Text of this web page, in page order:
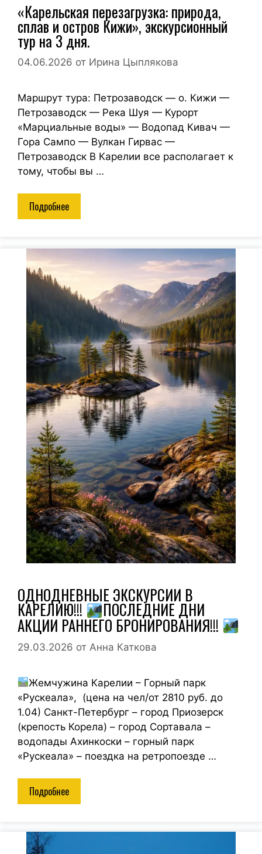
«Карельская перезагрузка: природа,
сплав и остров Кижи», экскурсионный
тур на 3 дня.
04.06.2026 от Ирина Цыплякова
Маршрут тура: Петрозаводск — о. Кижи —
Петрозаводск — Река Шуя — Курорт
«Марциальные воды» — Водопад Кивач —
Гора Сампо — Вулкан Гирвас —
Петрозаводск В Карелии все располагает к
тому, чтобы вы …
Подробнее
ОДНОДНЕВНЫЕ ЭКСКУРСИИ В
КАРЕЛИЮ!!! ПОСЛЕДНИЕ ДНИ
АКЦИИ РАННЕГО БРОНИРОВАНИЯ!!!
29.03.2026 от Анна Каткова
Жемчужина Карелии – Горный парк
«Рускеала», (цена на чел/от 2810 руб. до
1.04) Санкт-Петербург – город Приозерск
(крепость Корела) – город Сортавала –
водопады Ахинкоски – горный парк
«Рускеала» – поездка на ретропоезде …
Подробнее